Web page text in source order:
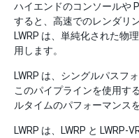
ハイエンドのコンソールや
すると、高速でのレンダリ
LWRP は、単純化された物
用します。
LWRP は、シングルパスフ
このパイプラインを使用す
ルタイムのパフォーマンス
LWRP は、LWRP と LWRP-